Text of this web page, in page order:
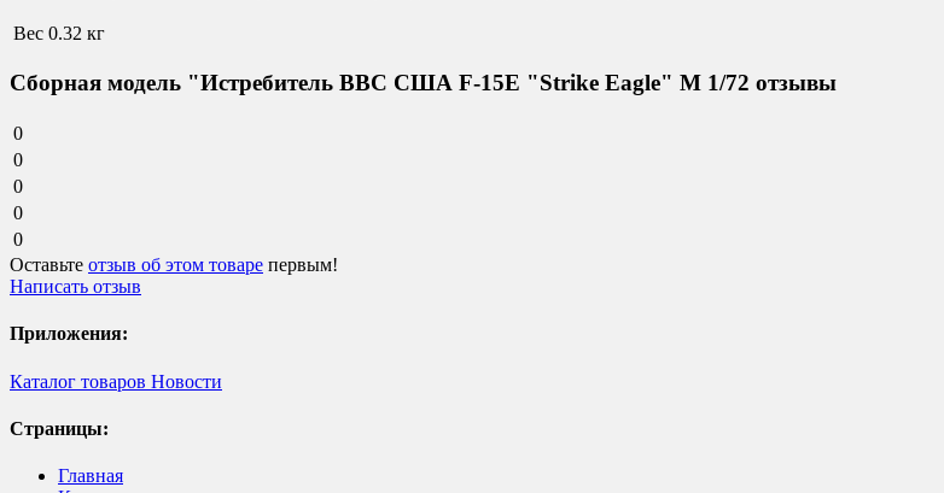
Вес 0.32 кг
Сборная модель "Истребитель ВВС США F-15E "Strike Eagle" М 1/72 отзывы
0
0
0
0
0
Оставьте отзыв об этом товаре первым!
Написать отзыв
Приложения:
Каталог товаров Новости
Страницы:
Главная